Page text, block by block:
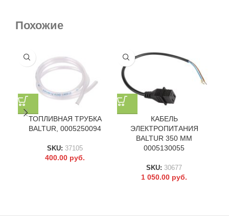
Похожие
ТОПЛИВНАЯ ТРУБКА
BALTUR, 0005250094
SKU: 37105
400.00 руб.
КАБЕЛЬ
ЭЛЕКТРОПИТАНИЯ
BALTUR 350 ММ
0005130055
SKU: 30677
1 050.00 руб.